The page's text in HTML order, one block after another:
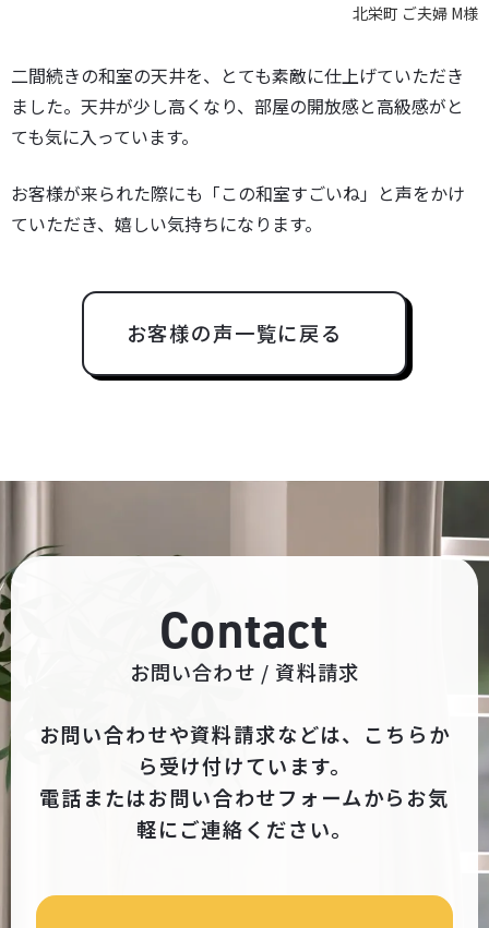
北栄町 ご夫婦 M様
二間続きの和室の天井を、とても素敵に仕上げていただき
ました。天井が少し高くなり、部屋の開放感と高級感がと
ても気に入っています。
お客様が来られた際にも「この和室すごいね」と声をかけ
ていただき、嬉しい気持ちになります。
お客様の声一覧に戻る
Contact
お問い合わせ / 資料請求
お問い合わせや資料請求などは、こちらか
ら受け付けています。
電話またはお問い合わせフォームからお気
軽にご連絡ください。